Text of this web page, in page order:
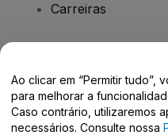
Carreiras
Centro de Ajuda /
Ao clicar em “Permitir
para melhorar a
Caso contrário, utilizaremos
necessários. Consulte nossa